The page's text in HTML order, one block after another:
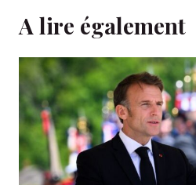
A lire également